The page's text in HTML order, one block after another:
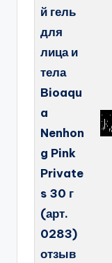
й гель
для
лица и
тела
Bioaqu
a
Nenhon
g Pink
Private
s 30 г
(арт.
0283)
отзыв